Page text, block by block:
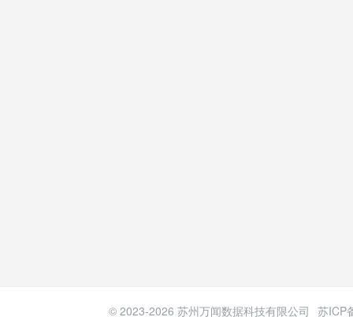
© 2023-2026 苏州万闻数据科技有限公司 苏ICP